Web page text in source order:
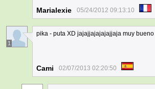
Marialexie 05/24/2012 09:13:10
1
pika - puta XD jajajjajajajajjaja muy bueno
Cami 02/07/2013 02:20:50